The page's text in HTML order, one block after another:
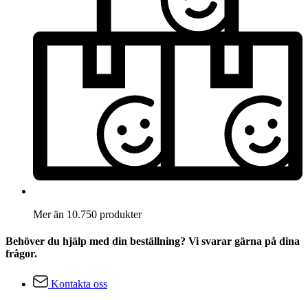
Mer än 10.750 produkter
Behöver du hjälp med din beställning? Vi svarar gärna på dina
frågor.
Kontakta oss